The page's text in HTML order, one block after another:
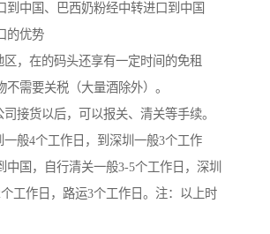
到中国、巴西奶粉经中转进口到中国
的优势
区，在的码头还享有一定时间的免租
不需要关税（大量酒除外）。
接货以后，可以报关、清关等手续。
一般4个工作日，到深圳一般3个工作
中国，自行清关一般3-5个工作日，深圳
工作日，路运3个工作日。注：以上时